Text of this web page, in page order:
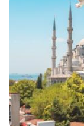
ярких